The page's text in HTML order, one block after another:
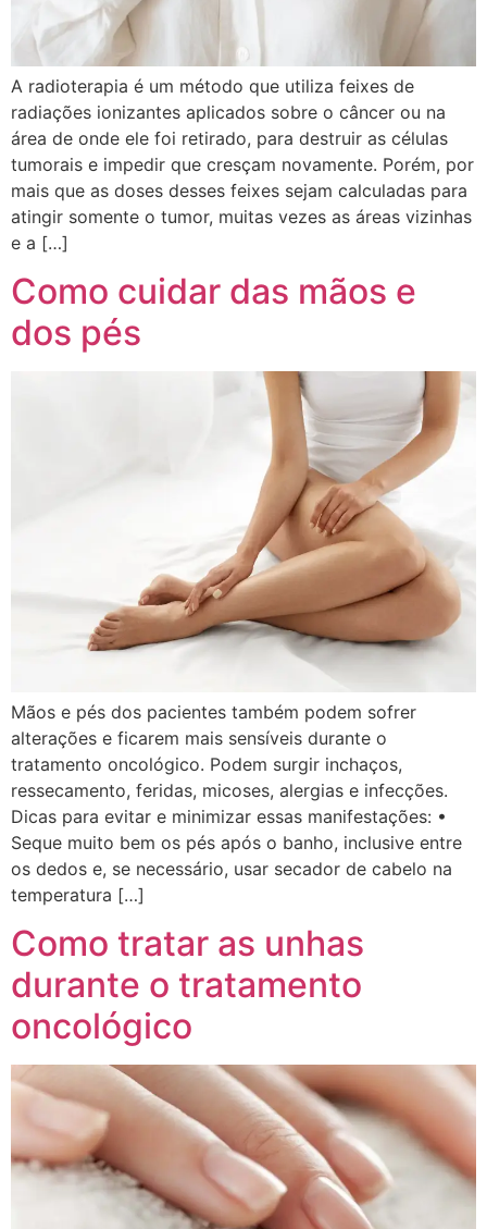
A radioterapia é um método que utiliza feixes de
radiações ionizantes aplicados sobre o câncer ou na
área de onde ele foi retirado, para destruir as células
tumorais e impedir que cresçam novamente. Porém, por
mais que as doses desses feixes sejam calculadas para
atingir somente o tumor, muitas vezes as áreas vizinhas
e a […]
Como cuidar das mãos e
dos pés
Mãos e pés dos pacientes também podem sofrer
alterações e ficarem mais sensíveis durante o
tratamento oncológico. Podem surgir inchaços,
ressecamento, feridas, micoses, alergias e infecções.
Dicas para evitar e minimizar essas manifestações: •
Seque muito bem os pés após o banho, inclusive entre
os dedos e, se necessário, usar secador de cabelo na
temperatura […]
Como tratar as unhas
durante o tratamento
oncológico